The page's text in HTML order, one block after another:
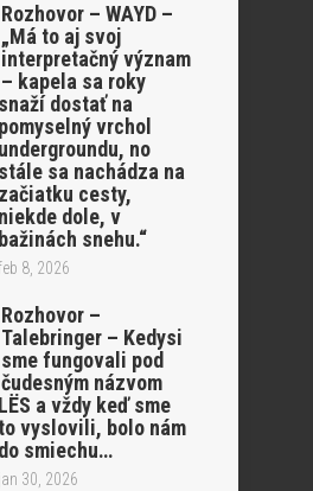
Rozhovor – WAYD –
„Má to aj svoj
interpretačný význam
– kapela sa roky
snaží dostať na
pomyselný vrchol
undergroundu, no
stále sa nachádza na
začiatku cesty,
niekde dole, v
bažinách snehu.“
8, 2026
Rozhovor –
Talebringer – Kedysi
sme fungovali pod
čudesným názvom
LËS a vždy keď sme
to vyslovili, bolo nám
do smiechu…
jan 30, 2026